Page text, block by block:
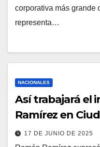
corporativa más grande
representa…
NACIONALES
Así trabajará el
Ramírez en
17 DE JUNIO DE 2025